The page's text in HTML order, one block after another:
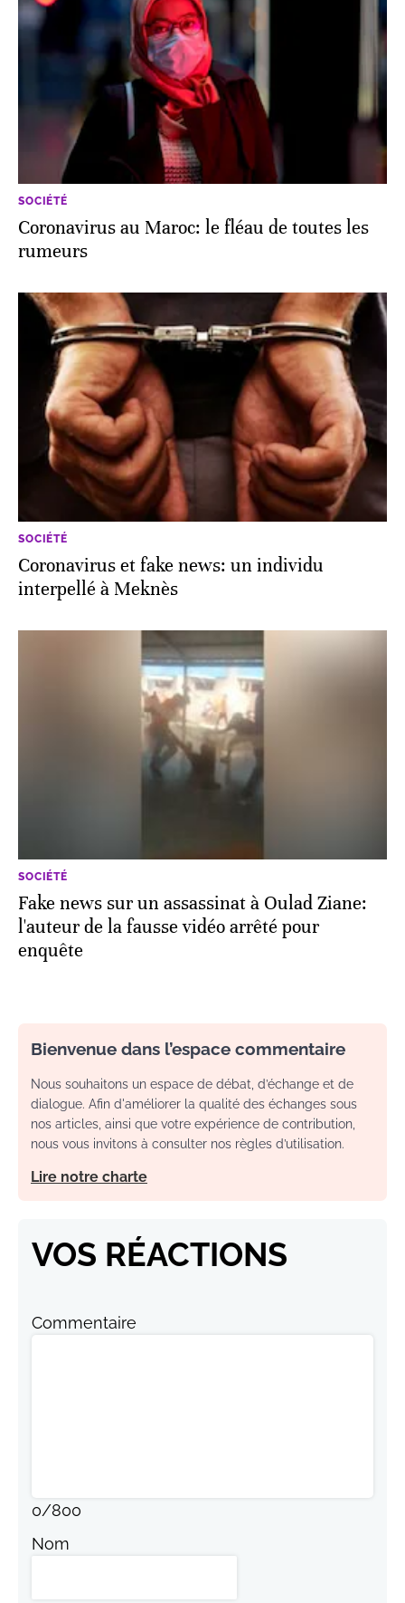
SOCIÉTÉ
Coronavirus au Maroc: le fléau de toutes les
rumeurs
SOCIÉTÉ
Coronavirus et fake news: un individu
interpellé à Meknès
SOCIÉTÉ
Fake news sur un assassinat à Oulad Ziane:
l'auteur de la fausse vidéo arrêté pour
enquête
Bienvenue dans l’espace commentaire
Nous souhaitons un espace de débat, d’échange et de
dialogue. Afin d'améliorer la qualité des échanges sous
nos articles, ainsi que votre expérience de contribution,
nous vous invitons à consulter nos règles d’utilisation.
Lire notre charte
VOS RÉACTIONS
Commentaire
0/800
Nom